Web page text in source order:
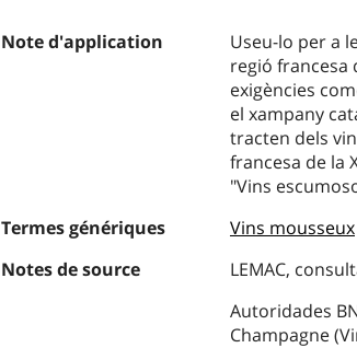
Note d'application
Useu-lo per a
regió francesa
exigències
el xampany
tracten dels
francesa de la
"Vins
Termes génériques
Vins mousseux
Notes de source
LEMAC,
Autoridades
Champagne